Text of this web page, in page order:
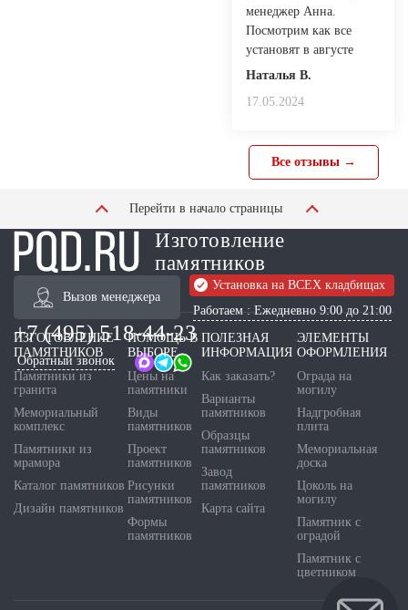
менеджер Анна.
Посмотрим как все
установят в августе
Наталья В.
17.05.2024
Все отзывы →
Перейти в начало страницы
Изготовление
памятников
Вызов менеджера
Установка на ВСЕХ кладбищах
Работаем : Ежедневно 9:00 до 21:00
+7 (495) 518-44-23
Обратный звонок
ИЗГОТОВЛЕНИЕ
ПАМЯТНИКОВ
Памятники из
гранита
Мемориальный
комплекс
Памятники из
мрамора
Каталог памятников
Дизайн памятников
ПОМОЩЬ В
ВЫБОРЕ
Цены на
памятники
Виды
памятников
Проект
памятников
Рисунки
памятников
Формы
памятников
ПОЛЕЗНАЯ
ИНФОРМАЦИЯ
Как заказать?
Варианты
памятников
Образцы
памятников
Завод
памятников
Карта сайта
ЭЛЕМЕНТЫ
ОФОРМЛЕНИЯ
Ограда на
могилу
Надгробная
плита
Мемориальная
доска
Цоколь на
могилу
Памятник с
оградой
Памятник с
цветником